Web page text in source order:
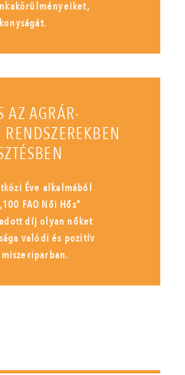
AGRÁR-
Éve alkalmából
FAO Női Hős”
díj olyan nőket
valódi és pozitív